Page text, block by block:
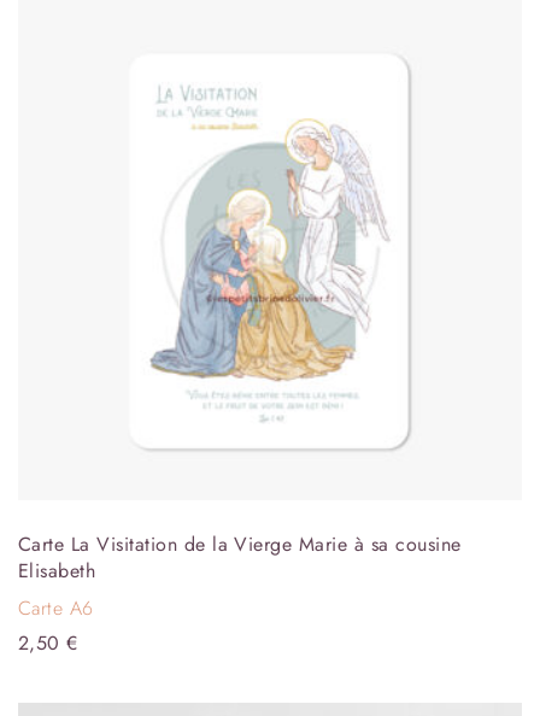
Carte La Visitation de la Vierge Marie à sa cousine
Elisabeth
Carte A6
2,50€